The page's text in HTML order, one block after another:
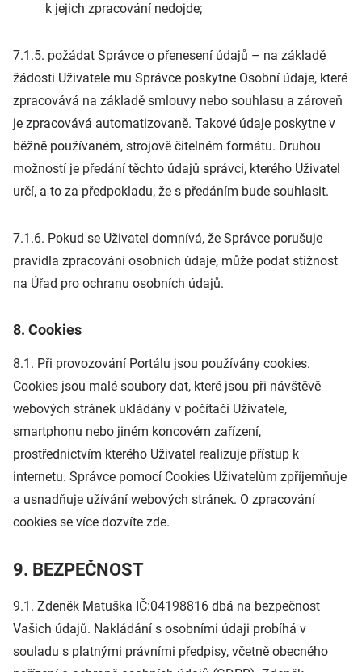
k jejich zpracování nedojde;
7.1.5. požádat Správce o přenesení údajů – na základě
žádosti Uživatele mu Správce poskytne Osobní údaje, které
zpracovává na základě smlouvy nebo souhlasu a zároveň
je zpracovává automatizovaně. Takové údaje poskytne v
běžně používaném, strojově čitelném formátu. Druhou
možností je předání těchto údajů správci, kterého Uživatel
určí, a to za předpokladu, že s předáním bude souhlasit.
7.1.6. Pokud se Uživatel domnívá, že Správce porušuje
pravidla zpracování osobních údaje, může podat stížnost
na Úřad pro ochranu osobních údajů.
8. Cookies
8.1. Při provozování Portálu jsou používány cookies.
Cookies jsou malé soubory dat, které jsou při návštěvě
webových stránek ukládány v počítači Uživatele,
smartphonu nebo jiném koncovém zařízení,
prostřednictvím kterého Uživatel realizuje přístup k
internetu. Správce pomocí Cookies Uživatelům zpříjemňuje
a usnadňuje užívání webových stránek. O zpracování
cookies se více dozvíte zde.
9. BEZPEČNOST
9.1. Zdeněk Matuška IČ:04198816 dbá na bezpečnost
Vašich údajů. Nakládání s osobními údaji probíhá v
souladu s platnými právními předpisy, včetně obecného